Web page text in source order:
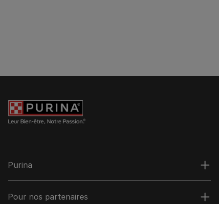
Purina
Pour nos partenaires